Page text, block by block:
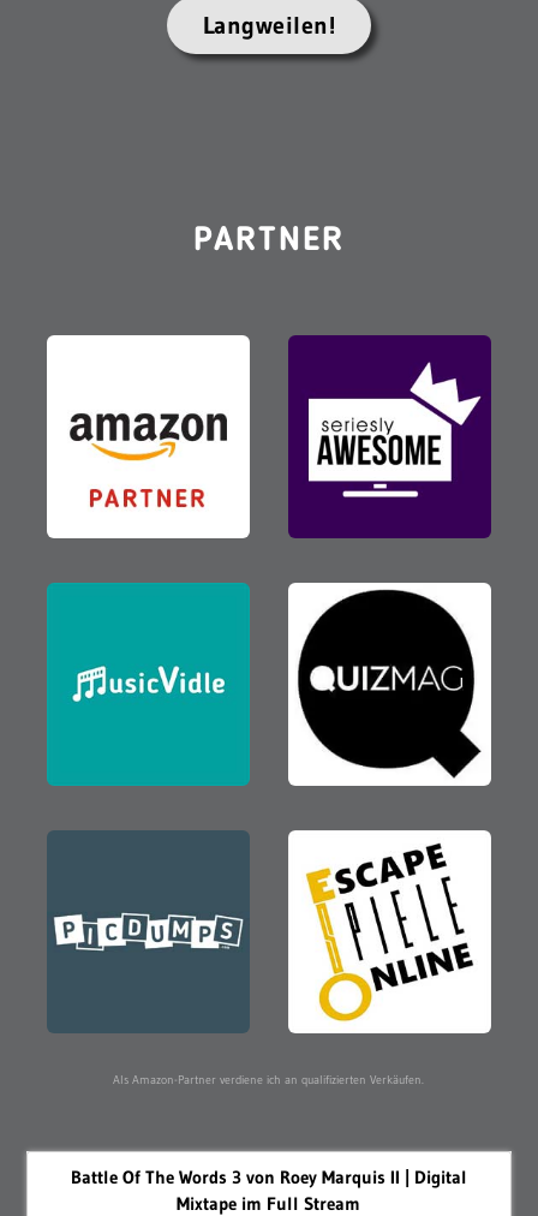
Langweilen!
PARTNER
Als Amazon-Partner verdiene ich an qualifizierten Verkäufen.
Battle Of The Words 3 von Roey Marquis II | Digital
Mixtape im Full Stream